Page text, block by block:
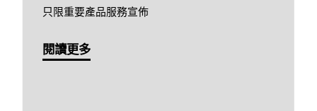
只限重要產品服務宣佈
閱讀更多